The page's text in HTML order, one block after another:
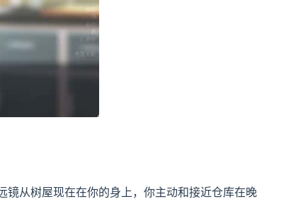
从树屋现在在你的身上，你主动和接近仓库在晚